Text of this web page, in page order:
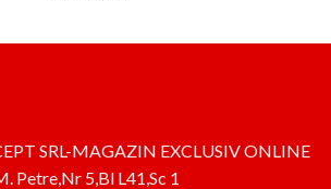
SRL-MAGAZIN EXCLUSIV ONLINE
Petre,Nr 5,Bl L41,Sc 1